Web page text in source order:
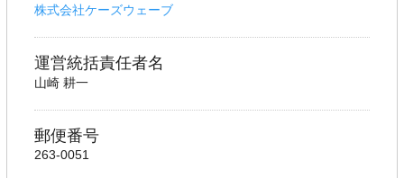
株式会社ケーズウェーブ
運営統括責任者名
山崎 耕一
郵便番号
263-0051